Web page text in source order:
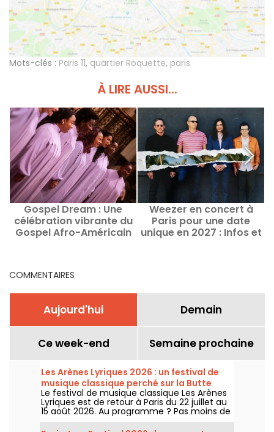
Mots-clés : Paris 11, quartier Roquette, paris
À LIRE AUSSI...
Gospel Dream : Une
célébration vibrante du
Gospel Afro-Américain
Weezer en concert à
Paris pour une date
unique en 2027 : Infos et
COMMENTAIRES
Aujourd'hui Demain
Ce week-end Semaine prochaine
Les Arènes Lyriques 2026 : un festival de
musique classique perché sur la Butte
Montmartre
Le festival de musique classique Les Arènes
Lyriques est de retour à Paris du 22 juillet au
15 août 2026. Au programme ? Pas moins de
16 concerts donnés au sein des Arènes de
Montmartre, un cadre idyllique pour écouter